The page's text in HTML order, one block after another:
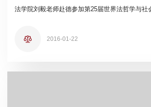
法学院刘毅老师赴德参加第25届世界法哲学与社
2016-01-22